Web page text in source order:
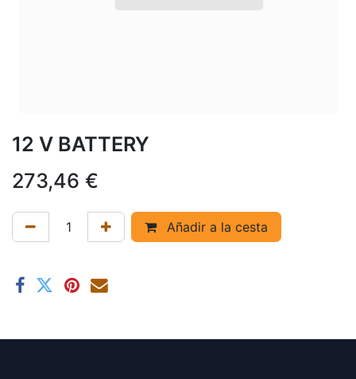
12 V BATTERY
273,46 €
Añadir a la cesta